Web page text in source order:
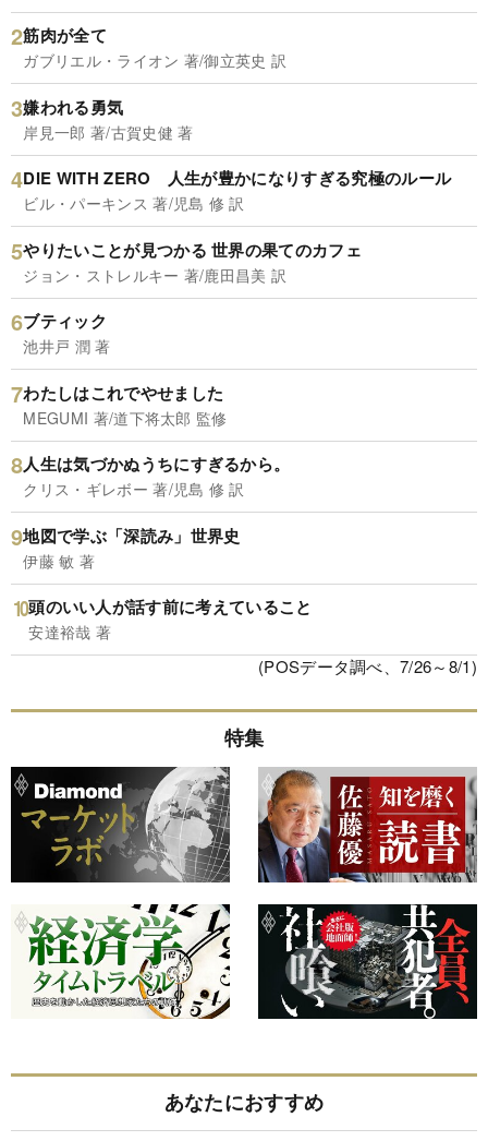
筋肉が全て
ガブリエル・ライオン 著/御立英史 訳
嫌われる勇気
岸見一郎 著/古賀史健 著
DIE WITH ZERO 人生が豊かになりすぎる究極のルール
ビル・パーキンス 著/児島 修 訳
やりたいことが見つかる 世界の果てのカフェ
ジョン・ストレルキー 著/鹿田昌美 訳
ブティック
池井戸 潤 著
わたしはこれでやせました
MEGUMI 著/道下将太郎 監修
人生は気づかぬうちにすぎるから。
クリス・ギレボー 著/児島 修 訳
地図で学ぶ「深読み」世界史
伊藤 敏 著
頭のいい人が話す前に考えていること
安達裕哉 著
(POSデータ調べ、7/26～8/1)
特集
あなたにおすすめ